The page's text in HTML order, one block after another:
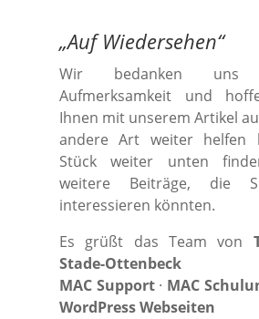
„Auf Wiedersehen“
Wir bedanken
Aufmerksamkeit und
Ihnen mit unserem Artikel
andere Art weiter helfen
Stück weiter unten
weitere Beiträge, die
interessieren könnten.
Es grüßt das Team von
Stade-Ottenbeck
MAC Support· MAC
WordPress Webseiten